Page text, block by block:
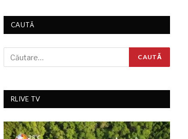
CAUTĂ
RLIVE TV